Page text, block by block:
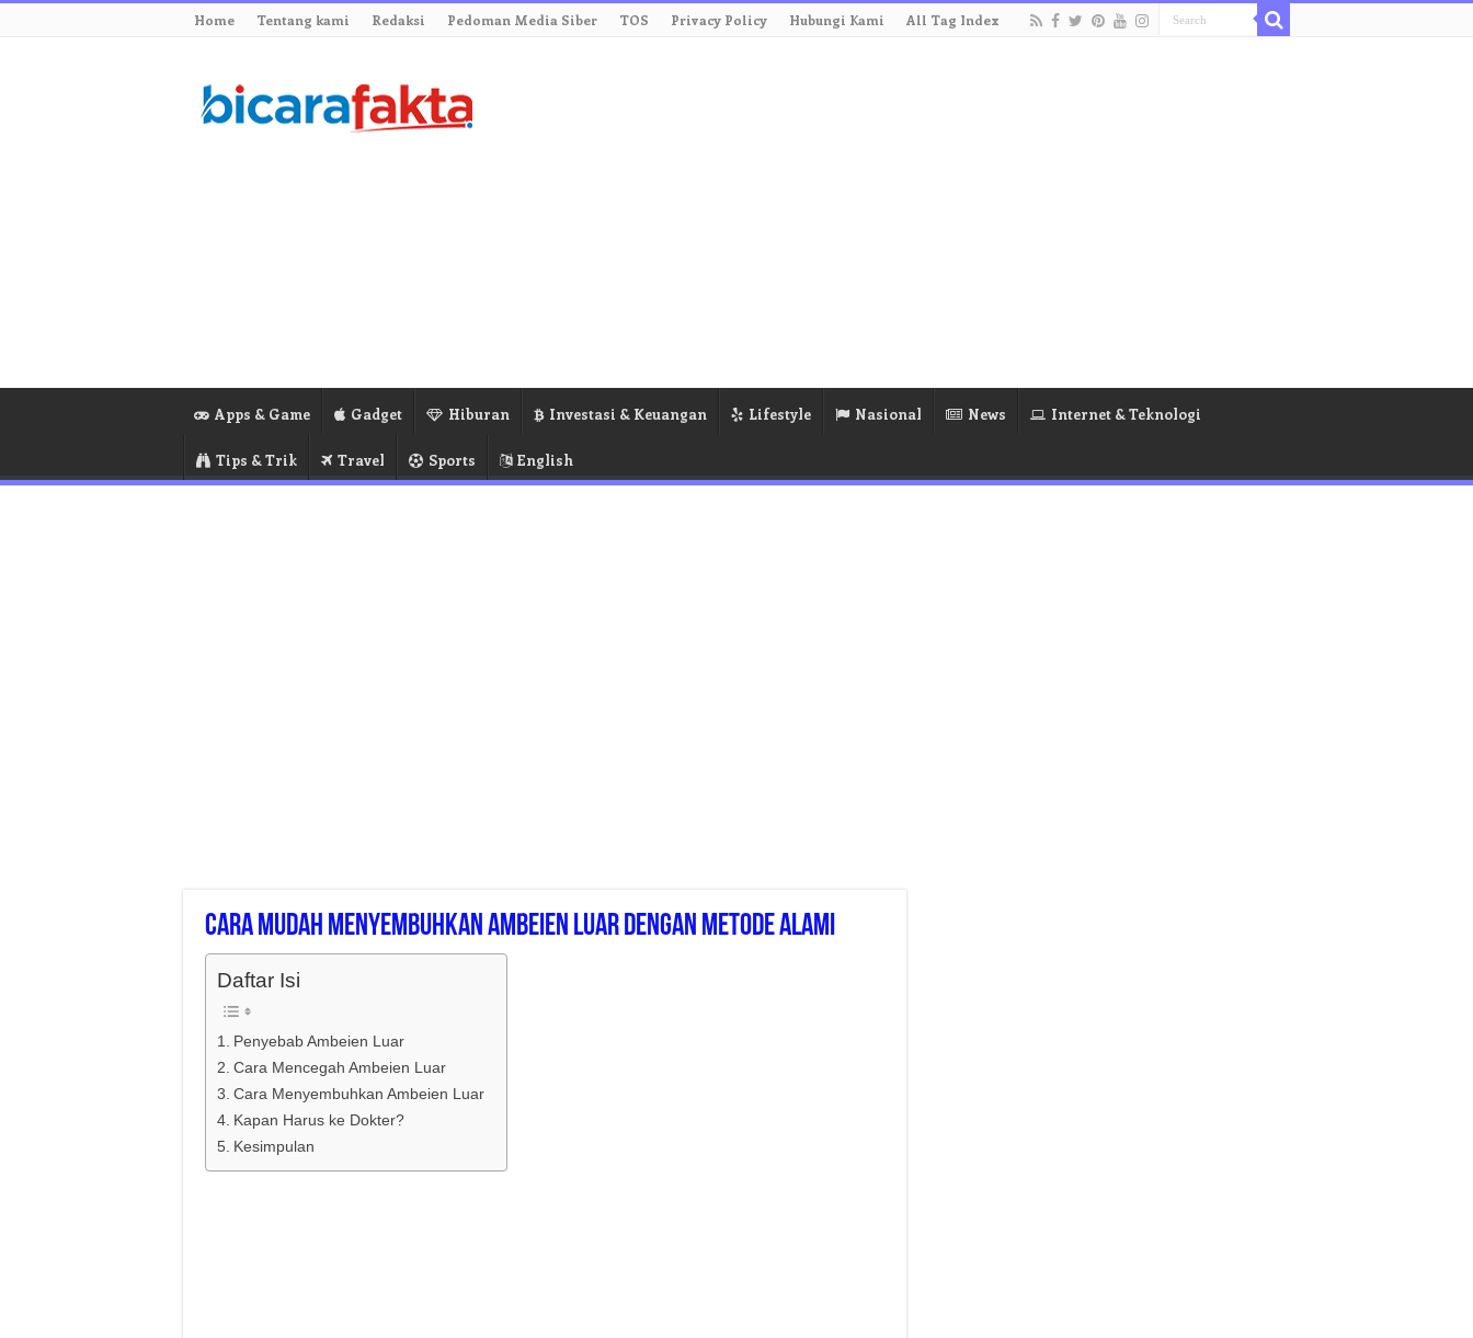
Home Tentang kami Redaksi Pedoman Media Siber TOS Privacy Policy Hubungi Kami All Tag Index
Apps & Game Gadget Hiburan Investasi & Keuangan Lifestyle Nasional News Internet & Teknologi
Tips & Trik Travel Sports English
Cara Mudah Menyembuhkan Ambeien Luar Dengan Metode Alami
Daftar Isi
Penyebab Ambeien Luar
Cara Mencegah Ambeien Luar
Cara Menyembuhkan Ambeien Luar
Kapan Harus ke Dokter?
Kesimpulan